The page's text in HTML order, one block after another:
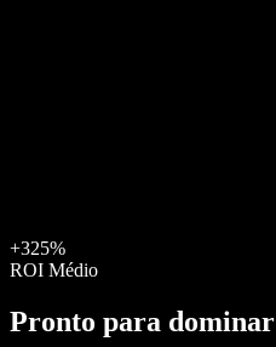
+325%
ROI Médio
Pronto para dominar